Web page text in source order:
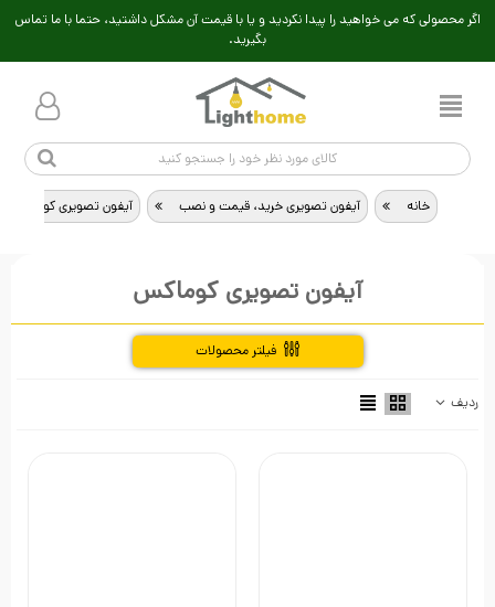
اگر محصولی که می خواهید را پیدا نکردید و یا با قیمت آن مشکل داشتید، حتما با ما تماس
بگیرید.
خانه > آیفون تصویری خرید، قیمت و نصب > آیفون تصویری کوماکس
آیفون تصویری کوماکس
فیلتر محصولات
ردیف